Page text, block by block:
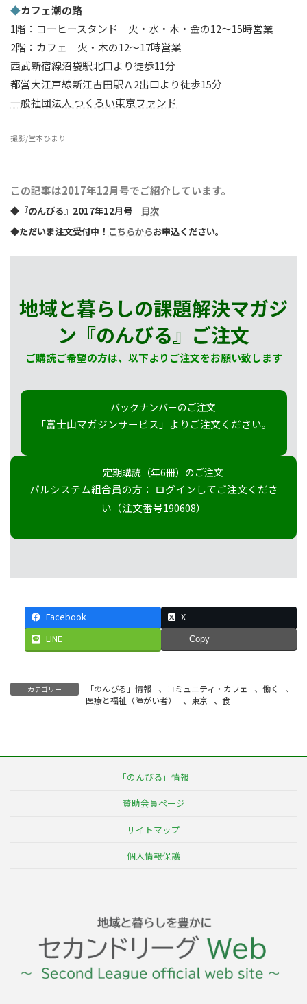
◆カフェ潮の路
1階：コーヒースタンド 火・水・木・金の12～15時営業
2階：カフェ 火・木の12～17時営業
西武新宿線沼袋駅北口より徒歩11分
都営大江戸線新江古田駅Ａ2出口より徒歩15分
一般社団法人 つくろい東京ファンド
撮影/堂本ひまり
この記事は2017年12月号でご紹介しています。
◆『のんびる』2017年12月号 目次
◆ただいま注文受付中！ こちらからお申込ください。
地域と暮らしの課題解決マガジ
ン『のんびる』 ご注文
ご購読ご希望の方は、以下よりご注文をお願い致します
バックナンバーのご注文
「富士山マガジンサービス」よりご注文ください。
定期購読（年6冊）のご注文
パルシステム組合員の方： ログインしてご注文くださ
い（注文番号190608）
Facebook
X
LINE
Copy
カテゴリー 「のんびる」情報 、 コミュニティ・カフェ 、働く
、
医療と福祉（障がい者）
、 東京 、食
「のんびる」情報
賛助会員ページ
サイトマップ
個人情報保護